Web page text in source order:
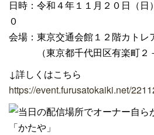
日時：令和４年１１月２０日（日
０
会場：東京交通会館１２階カトレ
（東京都千代田区有楽町２－
↓詳しくはこちら
https://event.furusatokaiki.net/